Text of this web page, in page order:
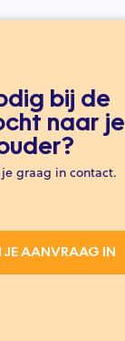
bij de
naar je
graag in contact.
JE AANVRAAG IN